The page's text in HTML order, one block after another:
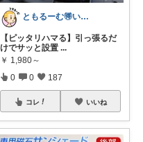
ともるーむ🉐いいものみっけ‼️
【ピッタリハマる】引っ張るだ
けでサッと設置 ...
￥ 1,980～
0 0 187
コレ いいね